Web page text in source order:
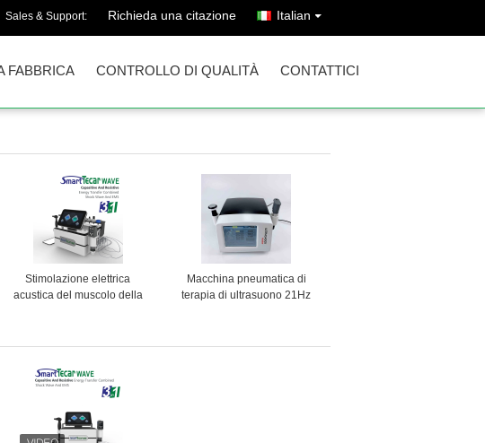
Sales & Support: Richieda una citazione Italian
FABBRICA CONTROLLO DI QUALITÀ CONTATTICI
Stimolazione elettrica
acustica del muscolo della
Macchina pneumatica di
terapia di ultrasuono 21Hz